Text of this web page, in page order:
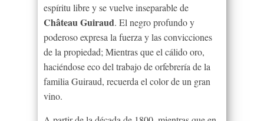
espíritu libre y se vuelve inseparable de
Château Guiraud. El negro profundo y
poderoso expresa la fuerza y las convicciones
de la propiedad; Mientras que el cálido oro,
haciéndose eco del trabajo de orfebrería de la
familia Guiraud, recuerda el color de un gran
vino.